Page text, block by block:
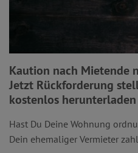
Kaution nach Mietende
Jetzt Rückforderung
kostenlos herunterladen
Hast Du Deine Wohnung
Dein ehemaliger Vermieter